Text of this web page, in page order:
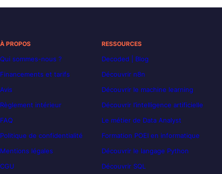
À PROPOS
Qui sommes-nous ?
Financements et tarifs
Avis
Règlement intérieur
FAQ
Politique de confidentialité
Mentions légales
CGU
RESSOURCES
Decoded | Blog
Découvrir n8n
Découvrir le machine learning
Découvrir l’intelligence artificielle
Le métier de Data Analyst
Formation POEI en informatique
Découvrir le langage Python
Découvrir SQL